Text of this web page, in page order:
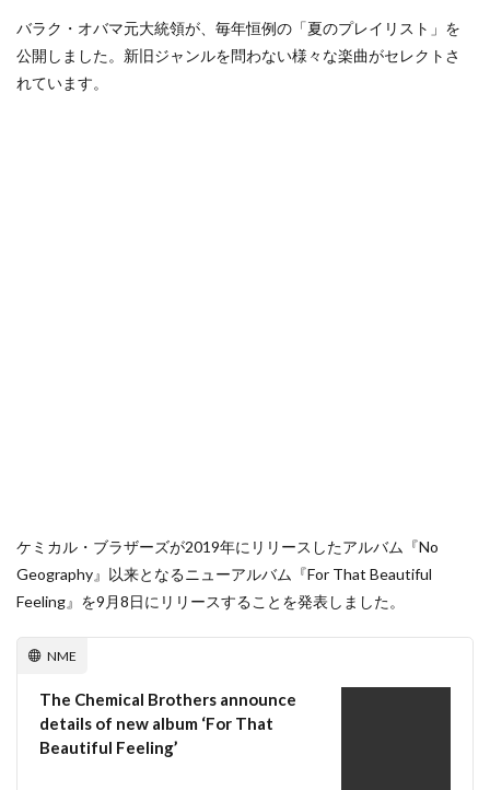
バラク・オバマ元大統領が、毎年恒例の「夏のプレイリスト」を
公開しました。新旧ジャンルを問わない様々な楽曲がセレクトさ
れています。
ケミカル・ブラザーズが2019年にリリースしたアルバム『No
Geography』以来となるニューアルバム『For That Beautiful
Feeling』を9月8日にリリースすることを発表しました。
NME
The Chemical Brothers announce
details of new album ‘For That
Beautiful Feeling’